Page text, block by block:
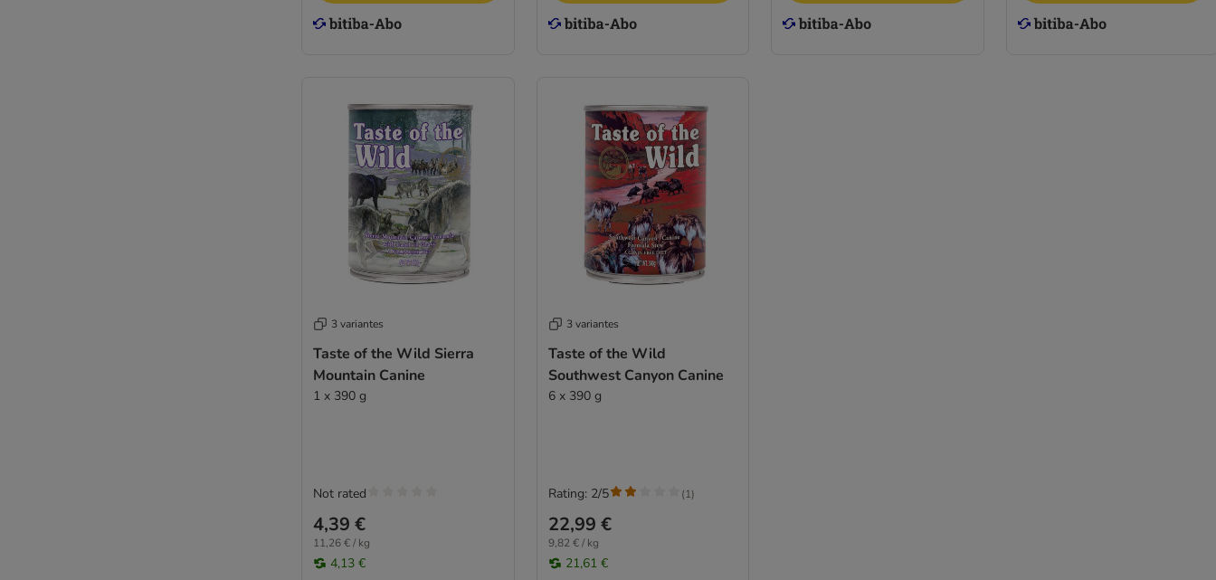
3 variantes
Taste of the Wild Sierra
Mountain Canine
1 x 390 g
4,39 €
11,26 € / kg
4,13 €
Not rated
3 variantes
Taste of the Wild
Southwest Canyon Canine
6 x 390 g
22,99 €
9,82 € / kg
21,61 €
Rating: 2/5 (1)